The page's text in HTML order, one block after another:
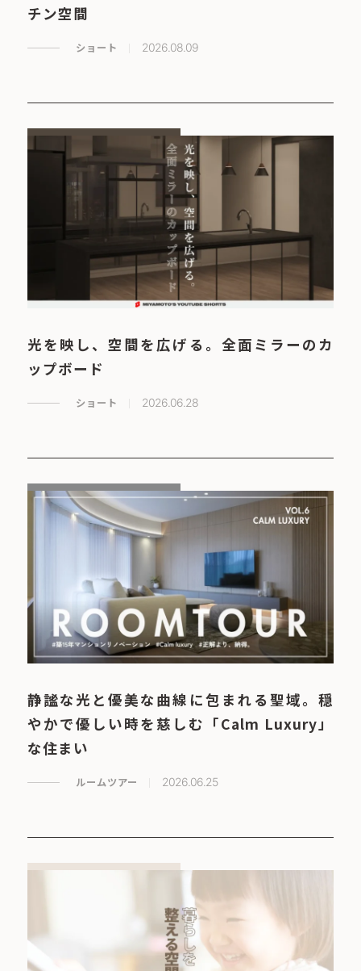
チン空間
ショート 2026.08.09
光を映し、空間を広げる。全面ミラーのカ
ップボード
ショート 2026.06.28
静謐な光と優美な曲線に包まれる聖域。穏
やかで優しい時を慈しむ「Calm Luxury」
な住まい
ルームツアー 2026.06.25